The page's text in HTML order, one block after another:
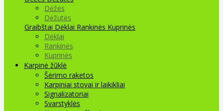
Dėžės
Dėžutės
Graibštai Dėklai Rankinės Kuprinės
Dėklai
Rankinės
Kuprinės
Karpinė žūklė
Šėrimo raketos
Karpiniai stovai ir laikikliai
Signalizatoriai
Svarstyklės